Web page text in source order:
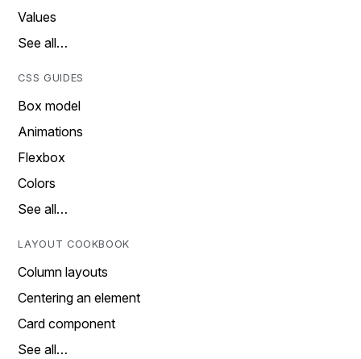
Values
See all…
CSS GUIDES
Box model
Animations
Flexbox
Colors
See all…
LAYOUT COOKBOOK
Column layouts
Centering an element
Card component
See all…